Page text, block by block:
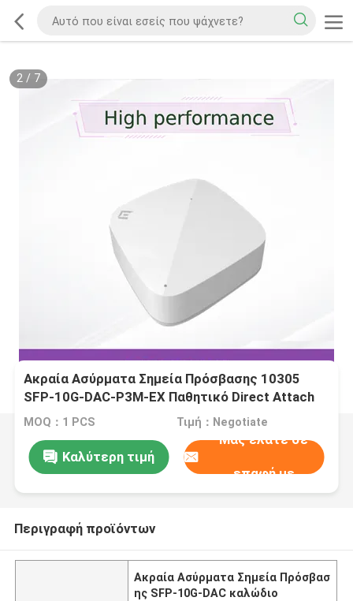
2/ 7
Ακραία Ασύρματα Σημεία Πρόσβασης 10305
SFP-10G-DAC-P3M-EX Παθητικό Direct Attach
Copper Twinax Cable καινούργιο και αυθεντικό
MOQ：1 PCS Τιμή：Negotiate
Καλύτερη τιμή
Μας ελάτε σε
επαφή με
Περιγραφή προϊόντων
Ακραία Ασύρματα Σημεία Πρόσβασ
ης SFP-10G-DAC καλώδιο